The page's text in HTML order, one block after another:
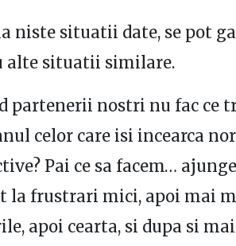
niste situatii date, se pot
alte situatii similare.
partenerii nostri nu fac ce
celor care isi incearca
Pai ce sa facem…
la frustrari mici, apoi mai
apoi cearta, si dupa si